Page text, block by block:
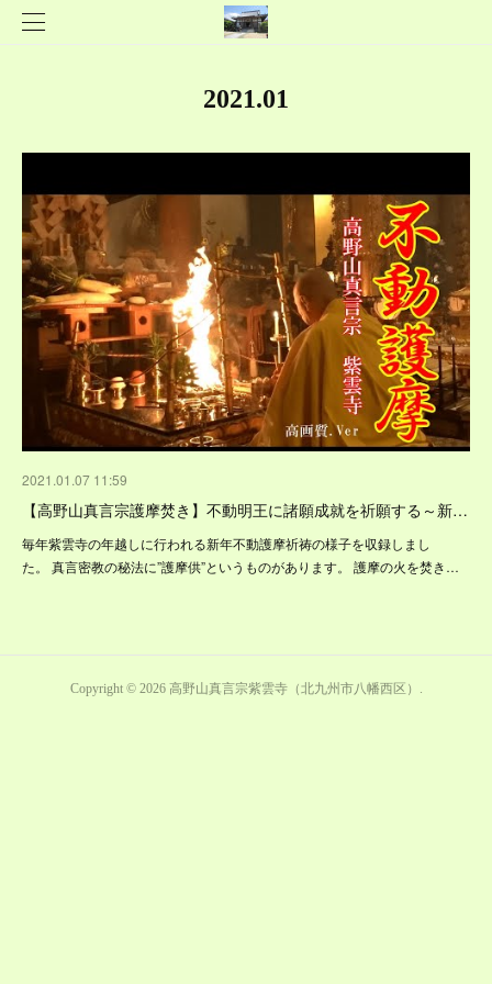
2021.01
2021.01.07 11:59
【高野山真言宗護摩焚き】不動明王に諸願成就を祈願する～新…
毎年紫雲寺の年越しに行われる新年不動護摩祈祷の様子を収録しまし
た。 真言密教の秘法に”護摩供”というものがあります。 護摩の火を焚き…
Copyright © 2026 高野山真言宗紫雲寺（北九州市八幡西区） .